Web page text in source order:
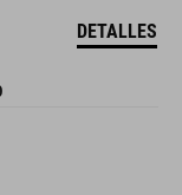
DETALLES